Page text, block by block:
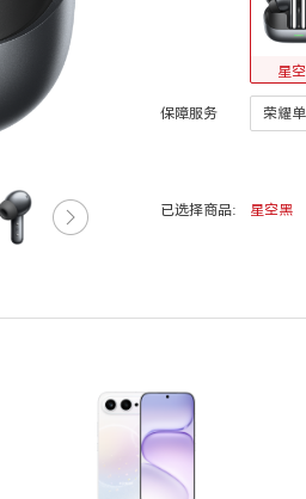
星
保障服务
已选择商品: 星空黑